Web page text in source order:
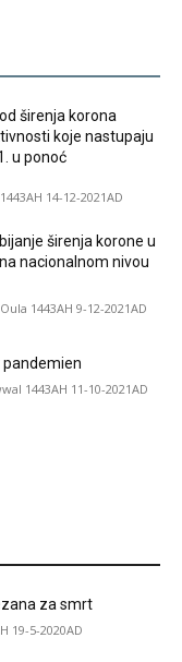
širenja korona
koje nastupaju
u ponoć
14-12-2021AD
širenja korone u
nacionalnom nivou
1443AH 9-12-2021AD
pandemien
1443AH 11-10-2021AD
za smrt
19-5-2020AD